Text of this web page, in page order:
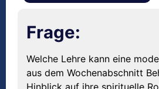
Frage:
Welche Lehre kann eine
aus dem Wochenabschnitt